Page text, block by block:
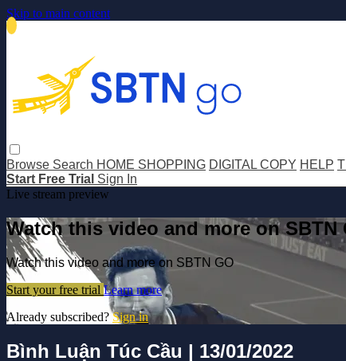
Skip to main content
Browse Search HOME SHOPPING DIGITAL COPY HELP
Start Free Trial Sign In
Live stream preview
Watch this video and more on SBTN
Watch this video and more on SBTN GO
Start your free trial Learn more
Already subscribed?Sign in
Bình Luận Túc Cầu | 13/01/2022